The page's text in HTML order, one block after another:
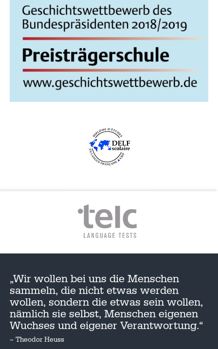
„Wir wollen bei uns die Menschen
sammeln, die nicht etwas werden
wollen, sondern die etwas sein wollen,
nämlich sie selbst, Menschen eigenen
Wuchses und eigener Verantwortung.“
– Theodor Heuss